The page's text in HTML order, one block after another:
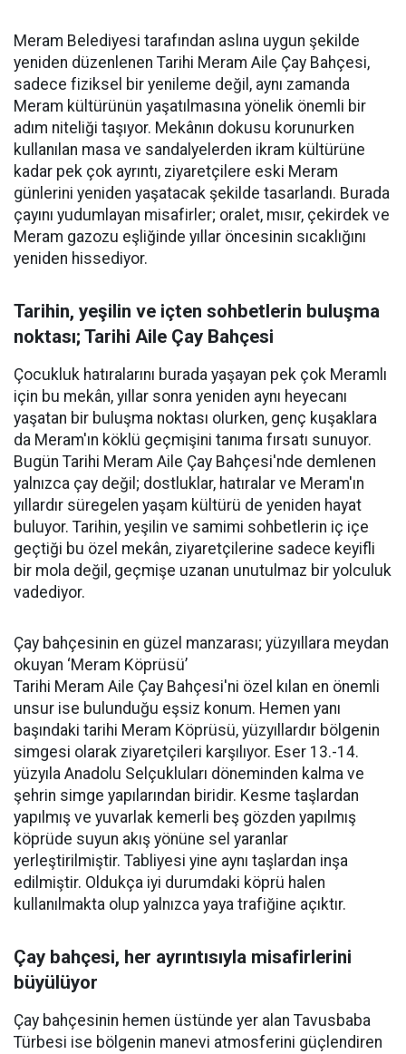
Meram Belediyesi tarafından aslına uygun şekilde
yeniden düzenlenen Tarihi Meram Aile Çay Bahçesi,
sadece fiziksel bir yenileme değil, aynı zamanda
Meram kültürünün yaşatılmasına yönelik önemli bir
adım niteliği taşıyor. Mekânın dokusu korunurken
kullanılan masa ve sandalyelerden ikram kültürüne
kadar pek çok ayrıntı, ziyaretçilere eski Meram
günlerini yeniden yaşatacak şekilde tasarlandı. Burada
çayını yudumlayan misafirler; oralet, mısır, çekirdek ve
Meram gazozu eşliğinde yıllar öncesinin sıcaklığını
yeniden hissediyor.
Tarihin, yeşilin ve içten sohbetlerin buluşma
noktası; Tarihi Aile Çay Bahçesi
Çocukluk hatıralarını burada yaşayan pek çok Meramlı
için bu mekân, yıllar sonra yeniden aynı heyecanı
yaşatan bir buluşma noktası olurken, genç kuşaklara
da Meram'ın köklü geçmişini tanıma fırsatı sunuyor.
Bugün Tarihi Meram Aile Çay Bahçesi'nde demlenen
yalnızca çay değil; dostluklar, hatıralar ve Meram'ın
yıllardır süregelen yaşam kültürü de yeniden hayat
buluyor. Tarihin, yeşilin ve samimi sohbetlerin iç içe
geçtiği bu özel mekân, ziyaretçilerine sadece keyifli
bir mola değil, geçmişe uzanan unutulmaz bir yolculuk
vadediyor.
Çay bahçesinin en güzel manzarası; yüzyıllara meydan
okuyan ‘Meram Köprüsü’
Tarihi Meram Aile Çay Bahçesi'ni özel kılan en önemli
unsur ise bulunduğu eşsiz konum. Hemen yanı
başındaki tarihi Meram Köprüsü, yüzyıllardır bölgenin
simgesi olarak ziyaretçileri karşılıyor. Eser 13.-14.
yüzyıla Anadolu Selçukluları döneminden kalma ve
şehrin simge yapılarından biridir. Kesme taşlardan
yapılmış ve yuvarlak kemerli beş gözden yapılmış
köprüde suyun akış yönüne sel yaranlar
yerleştirilmiştir. Tabliyesi yine aynı taşlardan inşa
edilmiştir. Oldukça iyi durumdaki köprü halen
kullanılmakta olup yalnızca yaya trafiğine açıktır.
Çay bahçesi, her ayrıntısıyla misafirlerini
büyülüyor
Çay bahçesinin hemen üstünde yer alan Tavusbaba
Türbesi ise bölgenin manevi atmosferini güçlendiren